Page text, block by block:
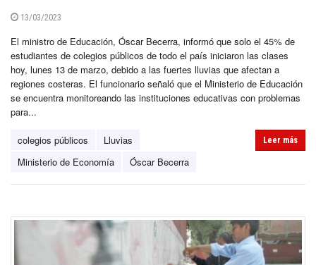
13/03/2023
El ministro de Educación, Óscar Becerra, informó que solo el 45% de
estudiantes de colegios públicos de todo el país iniciaron las clases
hoy, lunes 13 de marzo, debido a las fuertes lluvias que afectan a
regiones costeras. El funcionario señaló que el Ministerio de Educación
se encuentra monitoreando las instituciones educativas con problemas
para...
colegios públicos
Lluvias
Ministerio de Economía
Óscar Becerra
Leer más